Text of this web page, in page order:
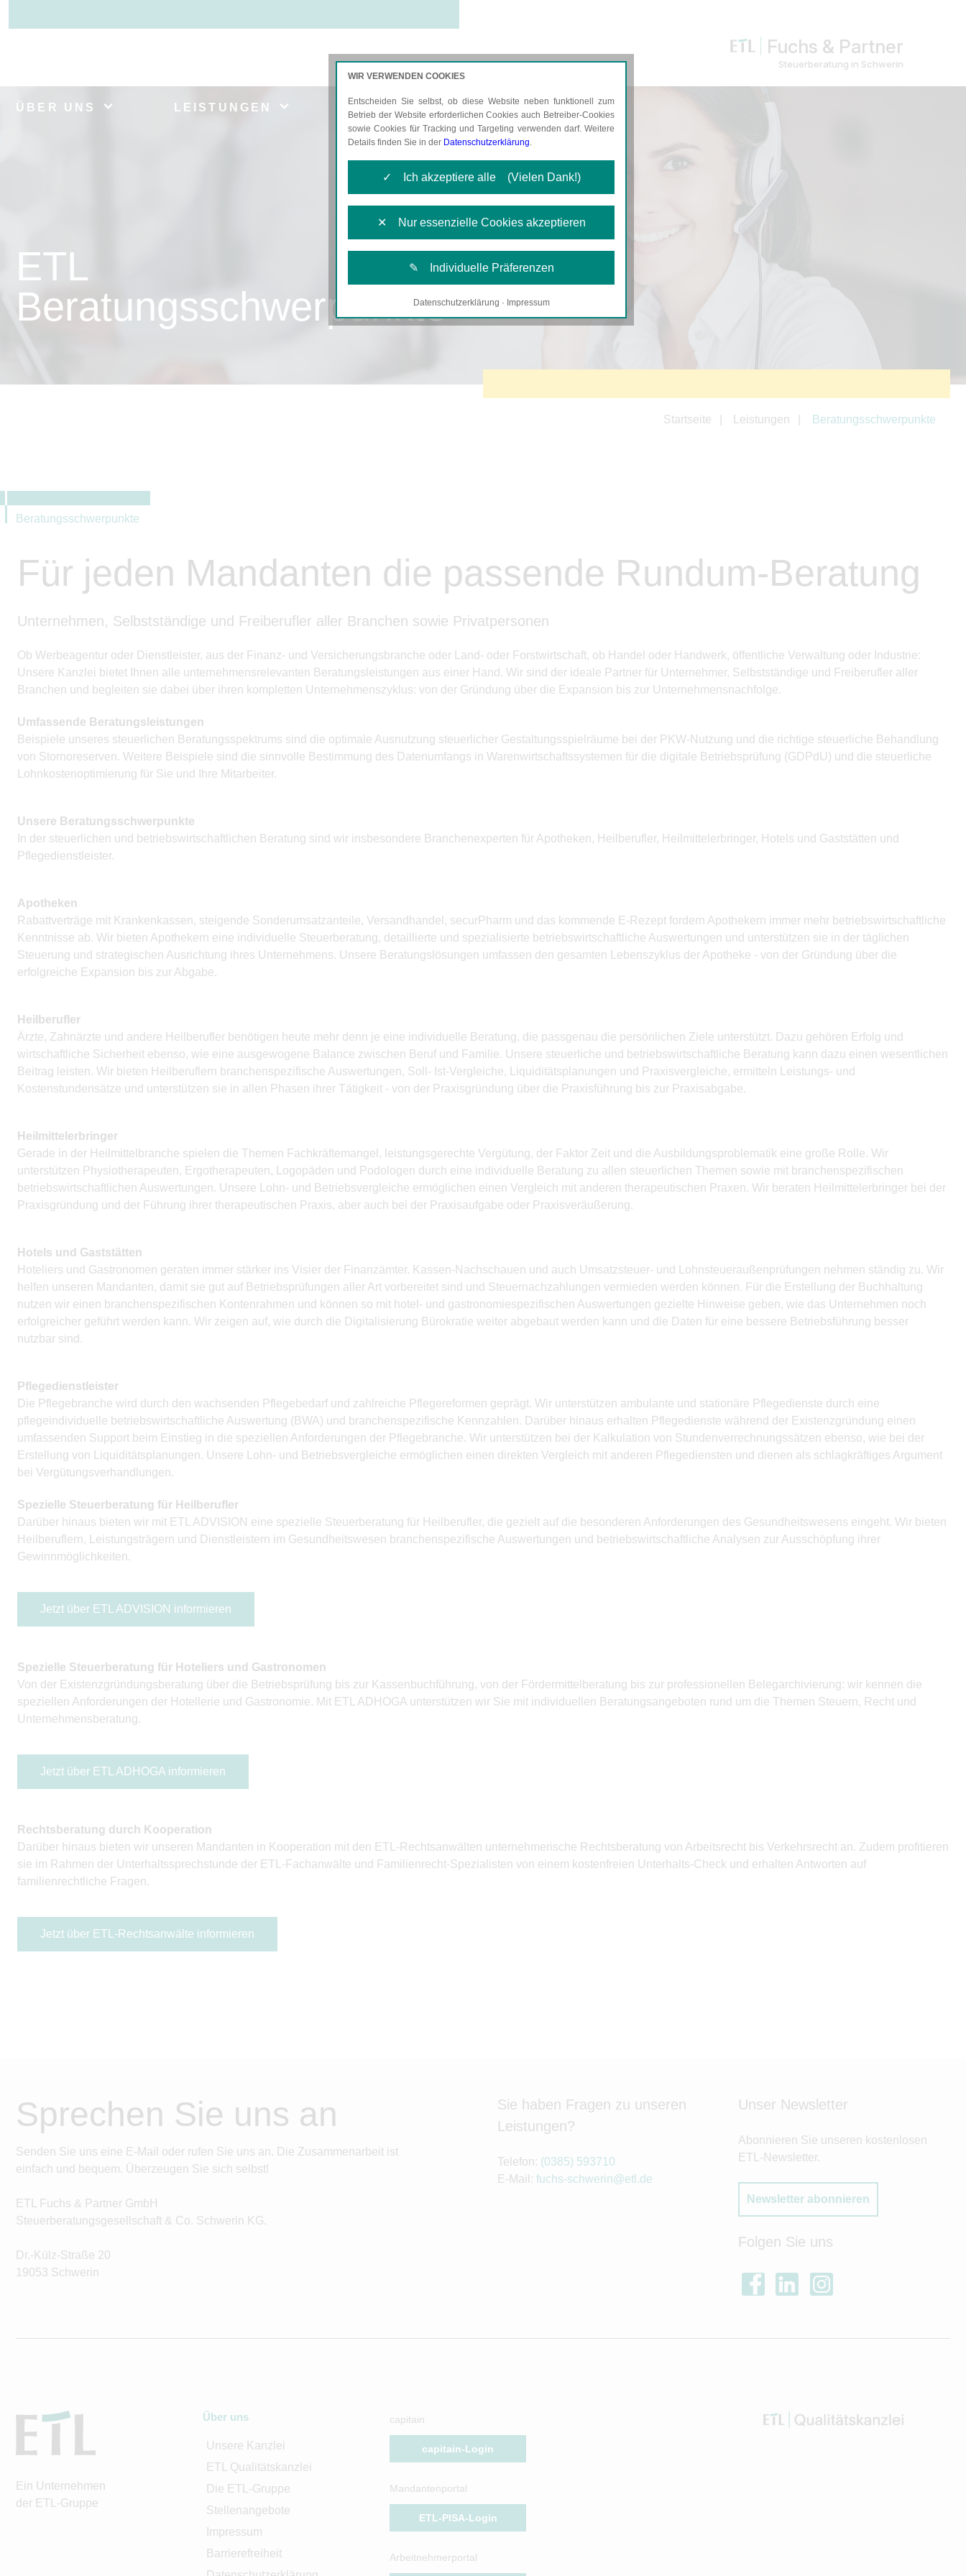
Fuchs & Partner
Steuerberatung in Schwerin
ÜBER UNS LEISTUNGEN AKTUELLES KARRIERE
ETL
Beratungsschwerpunkte
Startseite Leistungen Beratungsschwerpunkte
Beratungsschwerpunkte
Für jeden Mandanten die passende Rundum-Beratung
Unternehmen, Selbstständige und Freiberufler aller Branchen sowie Privatpersonen
Ob Werbeagentur oder Dienstleister, aus der Finanz- und Versicherungsbranche oder Land- oder Forstwirtschaft, ob Handel oder Handwerk, öffentliche Verwaltung oder Industrie:
Unsere Kanzlei bietet Ihnen alle unternehmensrelevanten Beratungsleistungen aus einer Hand. Wir sind der ideale Partner für Unternehmer, Selbstständige und Freiberufler aller
Branchen und begleiten sie dabei über ihren kompletten Unternehmenszyklus: von der Gründung über die Expansion bis zur Unternehmensnachfolge.
Umfassende Beratungsleistungen
Beispiele unseres steuerlichen Beratungsspektrums sind die optimale Ausnutzung steuerlicher Gestaltungsspielräume bei der PKW-Nutzung und die richtige steuerliche Behandlung
von Stornoreserven. Weitere Beispiele sind die sinnvolle Bestimmung des Datenumfangs in Warenwirtschaftssystemen für die digitale Betriebsprüfung (GDPdU) und die steuerliche
Lohnkostenoptimierung für Sie und Ihre Mitarbeiter.
Unsere Beratungsschwerpunkte
In der steuerlichen und betriebswirtschaftlichen Beratung sind wir insbesondere Branchenexperten für Apotheken, Heilberufler, Heilmittelerbringer, Hotels und Gaststätten und
Pflegedienstleister.
Apotheken
Rabattverträge mit Krankenkassen, steigende Sonderumsatzanteile, Versandhandel, securPharm und das kommende E-Rezept fordern Apothekern immer mehr betriebswirtschaftliche
Kenntnisse ab. Wir bieten Apothekern eine individuelle Steuerberatung, detaillierte und spezialisierte betriebswirtschaftliche Auswertungen und unterstützen sie in der täglichen
Steuerung und strategischen Ausrichtung ihres Unternehmens. Unsere Beratungslösungen umfassen den gesamten Lebenszyklus der Apotheke - von der Gründung über die
erfolgreiche Expansion bis zur Abgabe.
Heilberufler
Ärzte, Zahnärzte und andere Heilberufler benötigen heute mehr denn je eine individuelle Beratung, die passgenau die persönlichen Ziele unterstützt. Dazu gehören Erfolg und
wirtschaftliche Sicherheit ebenso, wie eine ausgewogene Balance zwischen Beruf und Familie. Unsere steuerliche und betriebswirtschaftliche Beratung kann dazu einen wesentlichen
Beitrag leisten. Wir bieten Heilberuflern branchenspezifische Auswertungen, Soll- Ist-Vergleiche, Liquiditätsplanungen und Praxisvergleiche, ermitteln Leistungs- und
Kostenstundensätze und unterstützen sie in allen Phasen ihrer Tätigkeit - von der Praxisgründung über die Praxisführung bis zur Praxisabgabe.
Heilmittelerbringer
Gerade in der Heilmittelbranche spielen die Themen Fachkräftemangel, leistungsgerechte Vergütung, der Faktor Zeit und die Ausbildungsproblematik eine große Rolle. Wir
unterstützen Physiotherapeuten, Ergotherapeuten, Logopäden und Podologen durch eine individuelle Beratung zu allen steuerlichen Themen sowie mit branchenspezifischen
betriebswirtschaftlichen Auswertungen. Unsere Lohn- und Betriebsvergleiche ermöglichen einen Vergleich mit anderen therapeutischen Praxen. Wir beraten Heilmittelerbringer bei der
Praxisgründung und der Führung ihrer therapeutischen Praxis, aber auch bei der Praxisaufgabe oder Praxisveräußerung.
Hotels und Gaststätten
Hoteliers und Gastronomen geraten immer stärker ins Visier der Finanzämter. Kassen-Nachschauen und auch Umsatzsteuer- und Lohnsteueraußenprüfungen nehmen ständig zu. Wir
helfen unseren Mandanten, damit sie gut auf Betriebsprüfungen aller Art vorbereitet sind und Steuernachzahlungen vermieden werden können. Für die Erstellung der Buchhaltung
nutzen wir einen branchenspezifischen Kontenrahmen und können so mit hotel- und gastronomiespezifischen Auswertungen gezielte Hinweise geben, wie das Unternehmen noch
erfolgreicher geführt werden kann. Wir zeigen auf, wie durch die Digitalisierung Bürokratie weiter abgebaut werden kann und die Daten für eine bessere Betriebsführung besser
nutzbar sind.
Pflegedienstleister
Die Pflegebranche wird durch den wachsenden Pflegebedarf und zahlreiche Pflegereformen geprägt. Wir unterstützen ambulante und stationäre Pflegedienste durch eine
pflegeindividuelle betriebswirtschaftliche Auswertung (BWA) und branchenspezifische Kennzahlen. Darüber hinaus erhalten Pflegedienste während der Existenzgründung einen
umfassenden Support beim Einstieg in die speziellen Anforderungen der Pflegebranche. Wir unterstützen bei der Kalkulation von Stundenverrechnungssätzen ebenso, wie bei der
Erstellung von Liquiditätsplanungen. Unsere Lohn- und Betriebsvergleiche ermöglichen einen direkten Vergleich mit anderen Pflegediensten und dienen als schlagkräftiges Argument
bei Vergütungsverhandlungen.
Spezielle Steuerberatung für Heilberufler
Darüber hinaus bieten wir mit ETL ADVISION eine spezielle Steuerberatung für Heilberufler, die gezielt auf die besonderen Anforderungen des Gesundheitswesens eingeht. Wir bieten
Heilberuflern, Leistungsträgern und Dienstleistern im Gesundheitswesen branchenspezifische Auswertungen und betriebswirtschaftliche Analysen zur Ausschöpfung ihrer
Gewinnmöglichkeiten.
Jetzt über ETL ADVISION informieren
Spezielle Steuerberatung für Hoteliers und Gastronomen
Von der Existenzgründungsberatung über die Betriebsprüfung bis zur Kassenbuchführung, von der Fördermittelberatung bis zur professionellen Belegarchivierung: wir kennen die
speziellen Anforderungen der Hotellerie und Gastronomie. Mit ETL ADHOGA unterstützen wir Sie mit individuellen Beratungsangeboten rund um die Themen Steuern, Recht und
Unternehmensberatung.
Jetzt über ETL ADHOGA informieren
Rechtsberatung durch Kooperation
Darüber hinaus bieten wir unseren Mandanten in Kooperation mit den ETL-Rechtsanwälten unternehmerische Rechtsberatung von Arbeitsrecht bis Verkehrsrecht an. Zudem profitieren
sie im Rahmen der Unterhalts­sprechstunde der ETL-Fachanwälte und Familienrecht-Spezialisten von einem kostenfreien Unterhalts-Check und erhalten Antworten auf
familienrechtliche Fragen.
Jetzt über ETL-Rechtsanwälte informieren
Sprechen Sie uns an
Senden Sie uns eine E-Mail oder rufen Sie uns an. Die Zusammenarbeit ist
einfach und bequem. Überzeugen Sie sich selbst!
ETL Fuchs & Partner GmbH
Steuerberatungsgesellschaft & Co. Schwerin KG.
Dr.-Külz-Straße 20
19053 Schwerin
Sie haben Fragen zu unseren
Leistungen?
Telefon: (0385) 593710
E-Mail: fuchs-schwerin@etl.de
Unser Newsletter
Abonnieren Sie unseren kostenlosen
ETL-Newsletter.
Newsletter abonnieren
Folgen Sie uns
Ein Unternehmen
der ETL-Gruppe
Über uns
Unsere Kanzlei
ETL Qualitätskanzlei
Die ETL-Gruppe
Stellenangebote
Impressum
Barrierefreiheit
capitain
capitain-Login
Mandantenportal
ETL-PISA-Login
Arbeitnehmerportal
WIR VERWENDEN COOKIES
Entscheiden Sie selbst, ob diese Website neben funktionell zum
Betrieb der Website erforderlichen Cookies auch Betreiber-Cookies
sowie Cookies für Tracking und Targeting verwenden darf. Weitere
Details finden Sie in der Datenschutzerklärung.
✓ Ich akzeptiere alle (Vielen Dank!)
✕ Nur essenzielle Cookies akzeptieren
✎ Individuelle Präferenzen
Notwendige Cookies
Diese Cookies sind erforderlich, um die grundlegende
Datenschutzerklärung · Impressum